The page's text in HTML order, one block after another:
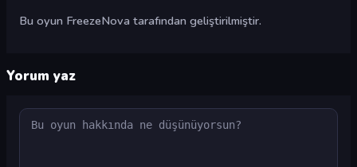
Bu oyun FreezeNova tarafından geliştirilmiştir.
Yorum yaz
Yorum